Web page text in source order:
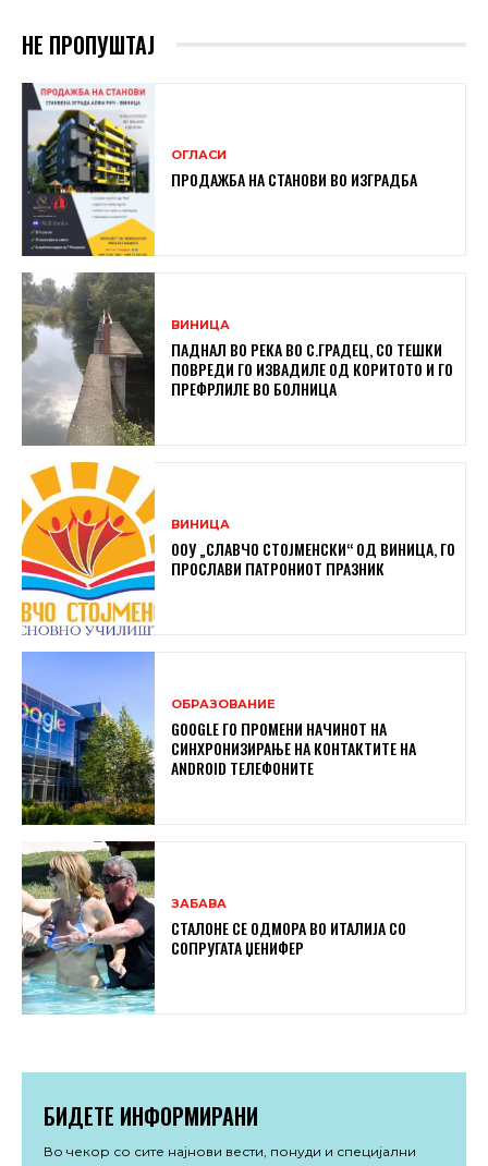
НЕ ПРОПУШТАЈ
ОГЛАСИ
ПРОДАЖБА НА СТАНОВИ ВО ИЗГРАДБА
ВИНИЦА
ПАДНАЛ ВО РЕКА ВО С.ГРАДЕЦ, СО ТЕШКИ
ПОВРЕДИ ГО ИЗВАДИЛЕ ОД КОРИТОТО И ГО
ПРЕФРЛИЛЕ ВО БОЛНИЦА
ВИНИЦА
ООУ „СЛАВЧО СТОЈМЕНСКИ“ ОД ВИНИЦА, ГО
ПРОСЛАВИ ПАТРОНИОТ ПРАЗНИК
ОБРАЗОВАНИЕ
GOOGLE ГО ПРОМЕНИ НАЧИНОТ НА
СИНХРОНИЗИРАЊЕ НА КОНТАКТИТЕ НА
ANDROID ТЕЛЕФОНИТЕ
ЗАБАВА
СТАЛОНЕ СЕ ОДМОРА ВО ИТАЛИЈА СО
СОПРУГАТА ЏЕНИФЕР
БИДЕТЕ ИНФОРМИРАНИ
Во чекор со сите најнови вести, понуди и специјални